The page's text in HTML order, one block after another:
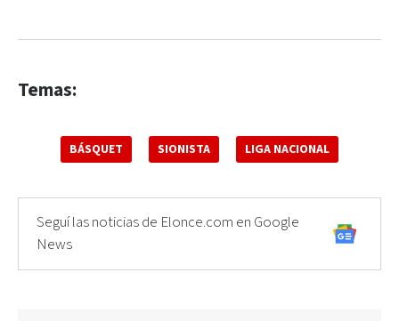
Temas:
BÁSQUET SIONISTA LIGA NACIONAL
Seguí las noticias de Elonce.com en Google
News